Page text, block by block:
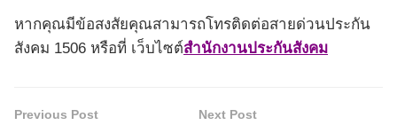
หากคุณมีข้อสงสัยคุณสามารถโทรติดต่อสายด่วนประกัน
สังคม 1506 หรือที่ เว็บไซต์สำนักงานประกันสังคม
Previous Post Next Post